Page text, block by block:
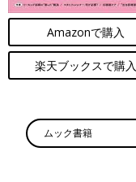
Amazonで購入
楽天ブックスで購入
ムック書籍